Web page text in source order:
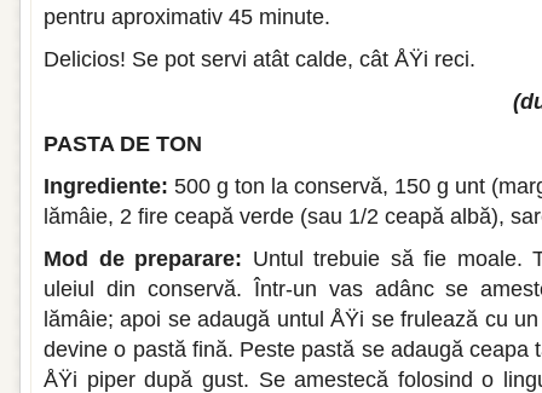
pentru aproximativ 45 minute.
Delicios! Se pot servi atât calde, cât ÅŸi reci.
PASTA DE TON
Ingrediente: 500 g ton la conservă, 150 g unt
lămâ­ie, 2 fire ceapă verde (sau 1/2 ceapă albă),
Mod de preparare: Untul trebuie să fie moale.
uleiul din conservă. Într-un vas adânc se
lămâie; apoi se adaugă untul ÅŸi se frulează cu
devine o pastă fină. Peste pas­tă se adaugă ceapa
ÅŸi piper după gust. Se amestecă folo­sind o